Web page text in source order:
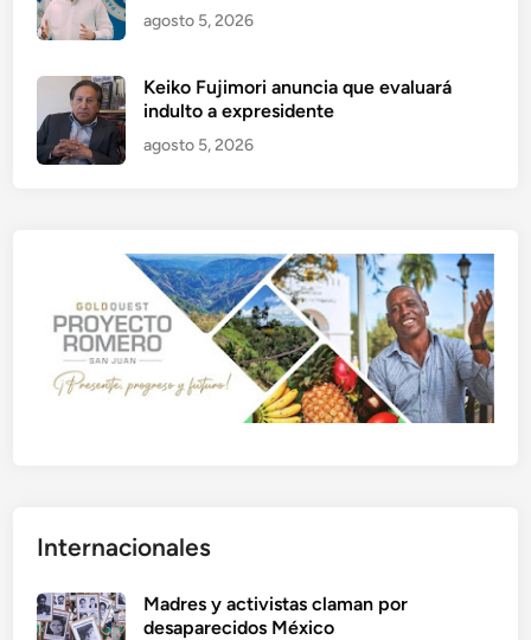
agosto 5, 2026
Keiko Fujimori anuncia que evaluará
indulto a expresidente
agosto 5, 2026
Internacionales
Madres y activistas claman por
desaparecidos México